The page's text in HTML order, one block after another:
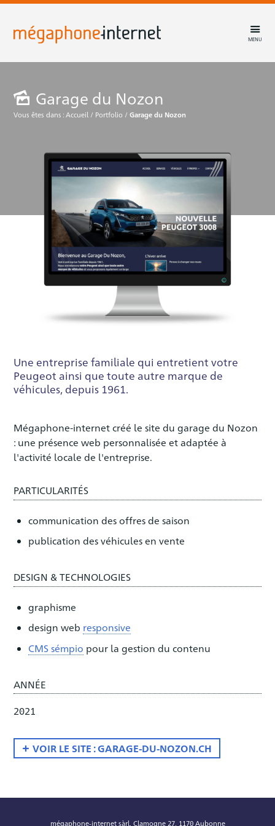
MENU
Garage du Nozon
Vous êtes dans :Accueil / Portfolio /Garage du Nozon
Une entreprise familiale qui entretient votre
Peugeot ainsi que toute autre marque de
véhicules, depuis 1961.
Mégaphone-internet créé le site du garage du Nozon
: une présence web personnalisée et adaptée à
l'activité locale de l'entreprise.
PARTICULARITÉS
communication des offres de saison
publication des véhicules en vente
DESIGN & TECHNOLOGIES
graphisme
design web responsive
CMS sémpio pour la gestion du contenu
ANNÉE
2021
VOIR LE SITE : GARAGE-DU-NOZON.CH
mégaphone-internet sàrl, Clamogne 27, 1170 Aubonne